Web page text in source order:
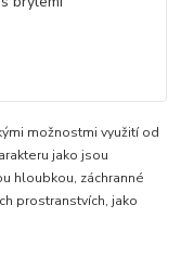
možnostmi využití od
jako jsou
hloubkou, záchranné
prostranstvích, jako